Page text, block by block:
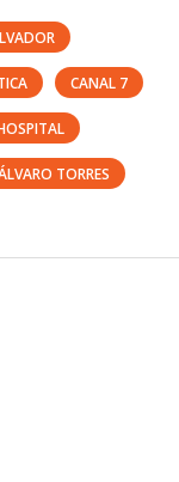
CANAL 7
TORRES